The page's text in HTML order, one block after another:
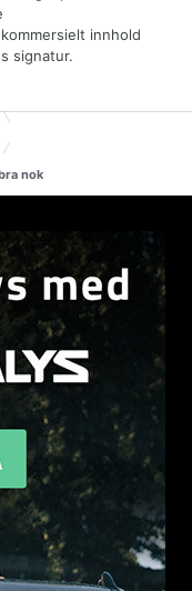
innhold
signatur.
nok